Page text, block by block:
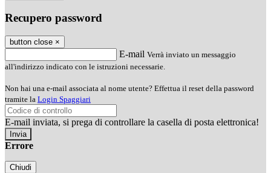
Recupero password
button close ×
E-mail Verrà inviato un messaggio
all'indirizzo indicato con le istruzioni necessarie.
Non hai una e-mail associata al nome utente? Effettua il reset della password
tramite la Login Spaggiari
E-mail inviata, si prega di controllare la casella di posta elettronica!
Errore
Chiudi